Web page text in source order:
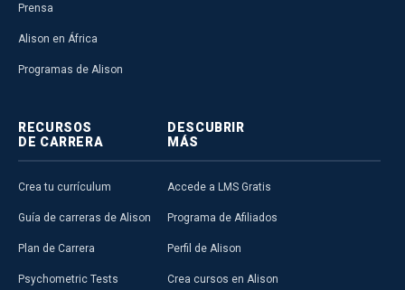
Prensa
Alison en África
Programas de Alison
RECURSOS
DE CARRERA
Crea tu currículum
Guía de carreras de Alison
Plan de Carrera
Psychometric Tests
DESCUBRIR
MÁS
Accede a LMS Gratis
Programa de Afiliados
Perfil de Alison
Crea cursos en Alison